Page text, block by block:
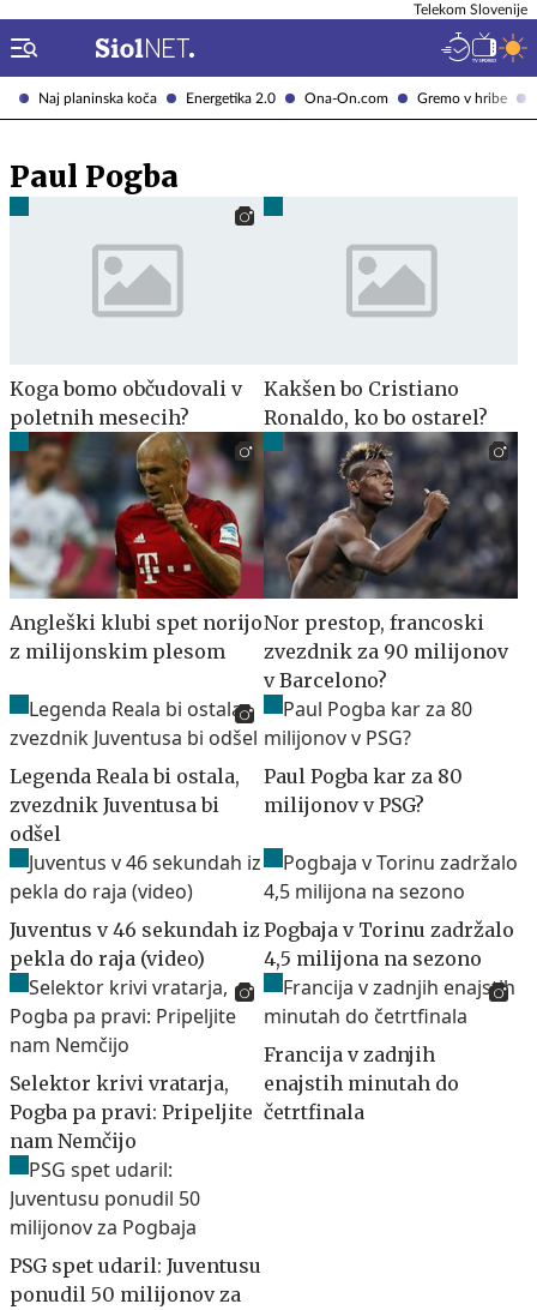
Naj planinska koča Energetika 2.0 Ona-On.com Gremo v hribe
Telekom Slovenije
Paul Pogba
Koga bomo občudovali v
poletnih mesecih?
Kakšen bo Cristiano
Ronaldo, ko bo ostarel?
Angleški klubi spet norijo
z milijonskim plesom
Nor prestop, francoski
zvezdnik za 90 milijonov
v Barcelono?
Legenda Reala bi ostala,
zvezdnik Juventusa bi
odšel
Paul Pogba kar za 80
milijonov v PSG?
Juventus v 46 sekundah iz
pekla do raja (video)
Pogbaja v Torinu zadržalo
4,5 milijona na sezono
Selektor krivi vratarja,
Pogba pa pravi: Pripeljite
nam Nemčijo
Francija v zadnjih
enajstih minutah do
četrtfinala
PSG spet udaril: Juventusu
ponudil 50 milijonov za